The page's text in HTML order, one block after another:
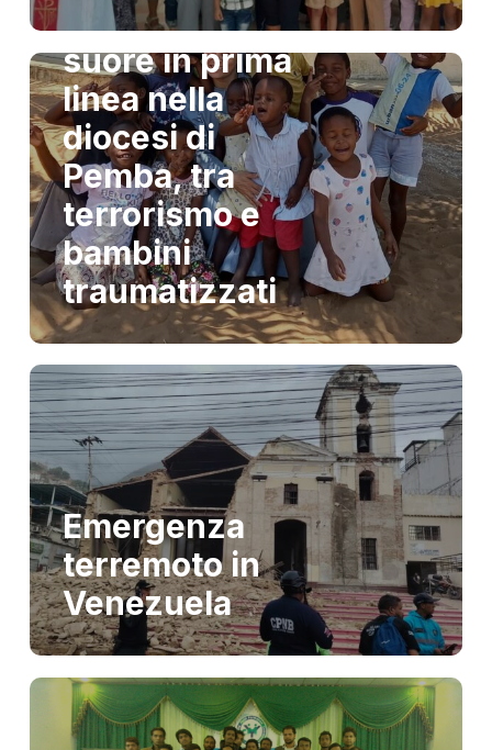
Mozambico: 59
suore in prima
linea nella
diocesi di
Pemba, tra
terrorismo e
bambini
traumatizzati
Emergenza
terremoto in
Venezuela